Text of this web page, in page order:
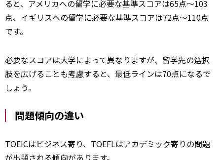
ると、アメリカへの留学に必要な基準スコアは65点〜103
点、イギリスへの留学に必要な基準スコアは72点〜110点
です。
必要なスコアは大学によって異なりますが、留学先の選択
肢を広げることも考慮すると、最低ラインは70点になるで
しょう。
問題傾向の違い
TOEICはビジネス寄り、TOEFLはアカデミック寄りの問題
が出題される傾向があります。